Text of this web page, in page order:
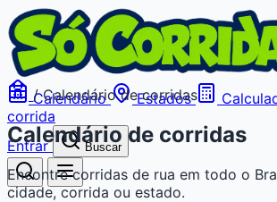
Calendário Estados
corrida
Entrar
Buscar
/ Calendário de corridas
Calendário de corridas
Encontre corridas de rua em todo o
cidade, corrida ou estado.